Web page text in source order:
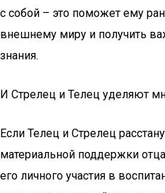
с собой – это поможет ему
внешнему миру и получить
знания.
И Стрелец и Телец уделяют
Если Телец и Стрелец
материальной поддержки
его личного участия в